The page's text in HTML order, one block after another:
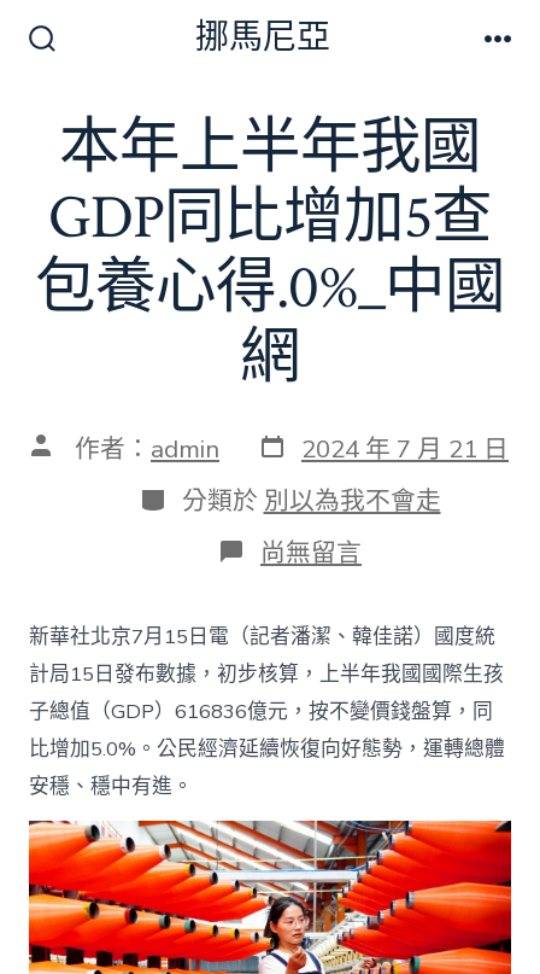
換
開
挪馬尼亞
本年上半年我國
GDP同比增加5查
包養心得.0%_中國
網
文 作者： admin 發
表
日
期
2024 年 7 月 21 日
分
類
分類於 別以為我不會走
在
〈本
上
半
年
我
國
GDP
同
增
加
5
查
包
養
心
尚無留言
新華社北京7月15日電（記者潘潔、韓佳諾）國度統
計局15日發布數據，初步核算，上半年我國國際生孩
子總值（GDP）616836億元，按不變價錢盤算，同
比增加5.0%。公民經濟延續恢復向好態勢，運轉總體
安穩、穩中有進。